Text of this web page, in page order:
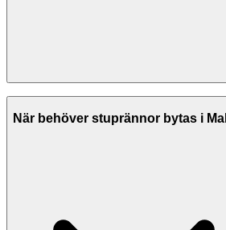
Plåtslageriarbete i Malmö kostar vanligtvis
Stuprännor kostar 300-600 kr/löpmeter,
takfotsbeklädnad 500-1 000 kr/löpmeter.
När behöver stuprännor bytas i